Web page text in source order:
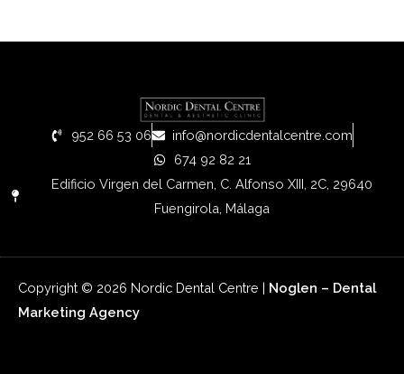
952 66 53 06
info@nordicdentalcentre.com
674 92 82 21
Edificio Virgen del Carmen, C. Alfonso XIII, 2C, 29640
Fuengirola, Málaga
Copyright © 2026 Nordic Dental Centre | Noglen – Dental
Marketing Agency